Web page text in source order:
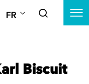
FR
Biscuit